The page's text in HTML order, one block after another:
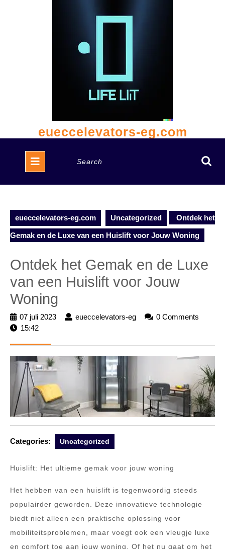
eueccelevators-eg.com
Open
Button
eueccelevators-eg.com Uncategorized Ontdek het
Gemak en de Luxe van een Huislift voor Jouw Woning
Ontdek het Gemak en de Luxe
van een Huislift voor Jouw
Woning
07 juli 2023
07
eueccelevators-eg
eueccelevators-
0 Comments
15:42
Categories: Uncategorized
Huislift: Het ultieme gemak voor jouw woning
Het hebben van een huislift is tegenwoordig steeds
populairder geworden. Deze innovatieve technologie
biedt niet alleen een praktische oplossing voor
mobiliteitsproblemen, maar voegt ook een vleugje luxe
en comfort toe aan jouw woning. Of het nu gaat om het